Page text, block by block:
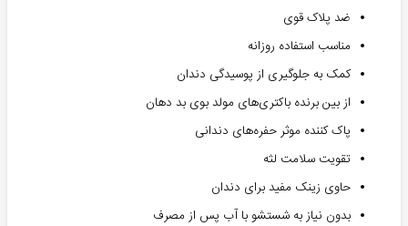
ضد پلاک قوی
مناسب استفاده روزانه
کمک به جلوگیری از پوسیدگی دندان
از بین برنده باکتری‌های مولد بوی بد دهان
پاک کننده موثر حفره‌های دندانی
تقویت سلامت لثه
حاوی زینک مفید برای دندان
بدون نیاز به شستشو با آب پس از مصرف